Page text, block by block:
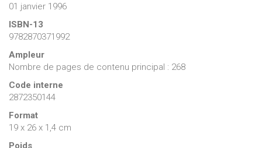
01 janvier 1996
ISBN-13
9782870371992
Ampleur
Nombre de pages de contenu principal : 268
Code interne
2872350144
Format
19 x 26 x 1,4 cm
Poids